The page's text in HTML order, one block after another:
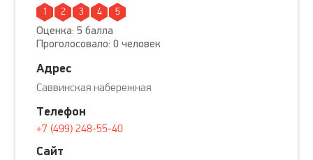
1 2 3 4 5
Оценка: 5 балла
Проголосовало: 0 человек
Адрес
Саввинская набережная
Телефон
+7 (499) 248-55-40
Сайт